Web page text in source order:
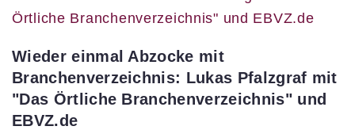
Wieder einmal Abzocke mit
Branchenverzeichnis: Lukas Pfalzgraf mit
"Das Örtliche Branchenverzeichnis" und
EBVZ.de